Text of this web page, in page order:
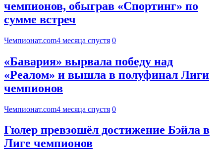
чемпионов, обыграв «Спортинг» по
сумме встреч
Чемпионат.com4 месяца спустя 0
«Бавария» вырвала победу над
«Реалом» и вышла в полуфинал Лиги
чемпионов
Чемпионат.com4 месяца спустя 0
Гюлер превзошёл достижение Бэйла в
Лиге чемпионов